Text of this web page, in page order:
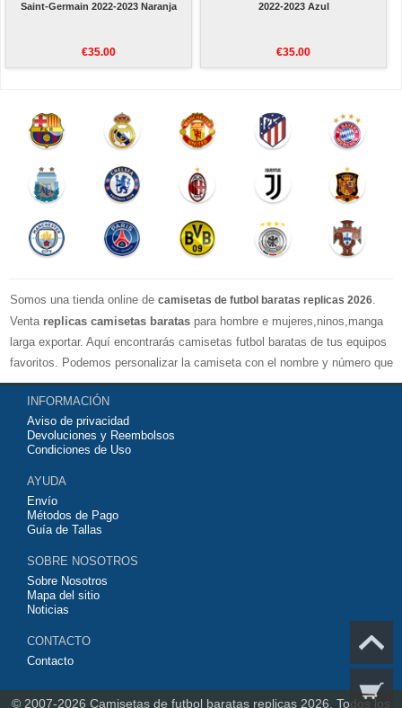
Saint-Germain 2022-2023 Naranja
€35.00
2022-2023 Azul
€35.00
Somos una tienda online de camisetas de futbol baratas replicas 2026.
Venta replicas camisetas baratas para hombre e mujeres,ninos,manga
larga exportar. Aquí encontrarás camisetas futbol baratas de tus equipos
favoritos. Podemos personalizar la camiseta con el nombre y número que
quieras. Nuestrascamisetas de futbol replicasson de máxima calidad
tailandesa por lo que estamos convencidos que quedarás muy satisfecho
con ella. Estas camisetas tienen un tejido transpirable por lo que te
servirán para jugar al fútbol o simplemente para animar a tu equipo
contáctanos y haremos lo posible para conseguirtela lo más barata
posible.
INFORMACIÓN
Aviso de privacidad
Devoluciones y Reembolsos
Condiciones de Uso
AYUDA
Envío
Métodos de Pago
Guía de Tallas
SOBRE NOSOTROS
Sobre Nosotros
Mapa del sitio
Noticias
CONTACTO
Contacto
© 2007-2026 Camisetas de futbol baratas replicas 2026. Todos los